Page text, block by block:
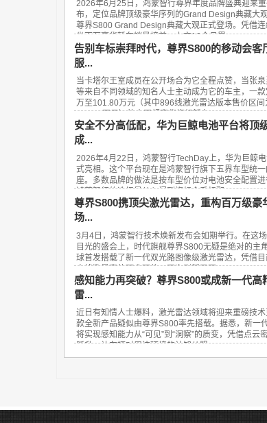
2026年6月25日，鸿蒙智行尊界年度品牌盛典迎来
布，定位品牌顶级豪华序列的Grand Design典藏大
尊界S800 Grand Design典藏大观正式登场。凭借
坐百万豪华轿车销量榜首、上市13个月累...
告别车标崇拜时代，尊界S800的移动会客
服...
当卡塔尔王室成员在公开场合为它全程点赞，当张
等来自不同领域的知名人士主动成为它的车主，一
万至101.80万元（其中896线激光雷达版本售价区
101.80万元）的中国超豪华旗舰轿车——...
安全不分高低配，华为巨鲸电池平台将顶
成...
2026年4月22日，鸿蒙智行TechDay上，华为巨鲸
式亮相。这个平台现在是鸿蒙智行旗下五界车型统
座。多数品牌的做法是按车型价位对电池安全配置进
鸿蒙智行的选择是从入门到旗舰全系标配...
尊界S800携顶尖激光雷达，重构百万级豪
场...
3月4日，鸿蒙智行技术焕新发布会如期举行。在这
目光的盛会上，时代旗舰尊界S800无疑是绝对的主
球首发搭载了新一代双光路图像级激光雷达，凭借
产线数最高的顶尖硬件，再次刷新了百...
感知能力再突破？尊界S800或成新一代高
雷...
近日有知情人士爆料，激光雷达领域将迎来重磅技
款全新产品疑似由尊界S800率先搭载。据悉，新一
将实现感知能力从“可见”到“洞察”的质变，凭借点云
跃升，让车辆对周边环境的认知从粗...